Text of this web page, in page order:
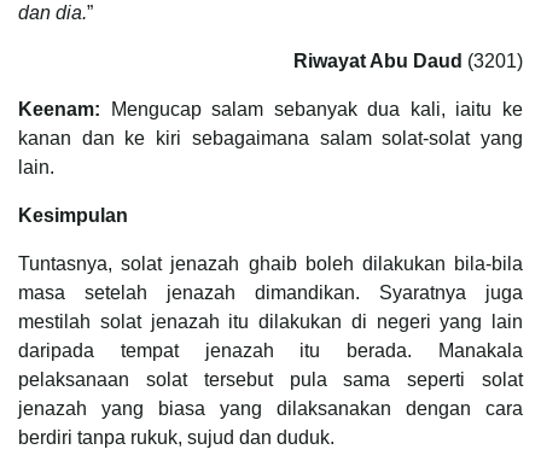
dan dia.”
Riwayat Abu Daud (3201)
Keenam:
Mengucap salam sebanyak dua kali, iaitu ke
kanan dan ke kiri sebagaimana salam solat-solat yang
lain.
Kesimpulan
Tuntasnya, solat jenazah ghaib boleh dilakukan bila-bila
masa setelah jenazah dimandikan. Syaratnya juga
mestilah solat jenazah itu dilakukan di negeri yang lain
daripada tempat jenazah itu berada. Manakala
pelaksanaan solat tersebut pula sama seperti solat
jenazah yang biasa yang dilaksanakan dengan cara
berdiri tanpa rukuk, sujud dan duduk.